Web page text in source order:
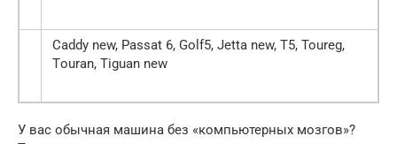
Сaddy new, Passat 6, Golf5, Jetta new, Т5, Toureg,
Тouran, Тiguan new
У вас обычная машина без «компьютерных мозгов»?